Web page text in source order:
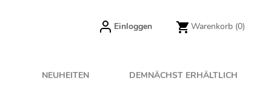
Einloggen Warenkorb (0)
NEUHEITEN DEMNÄCHST ERHÄLTLICH